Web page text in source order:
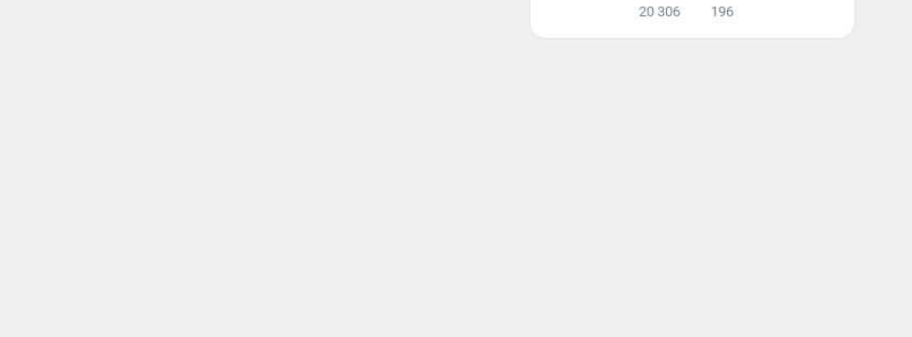
20 306 196